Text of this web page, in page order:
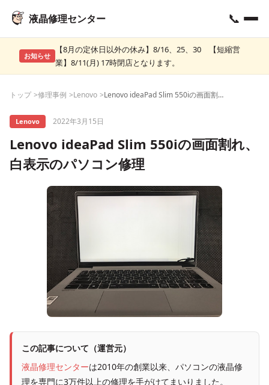
液晶修理センター 📞
お知らせ
【8月の定休日以外の休み】8/16、25、30 【短縮営
業】8/11(月) 17時閉店となります。
トップ 修理事例 Lenovo Lenovo ideaPad Slim 550iの画面割れ、白表示のパソコン修理
Lenovo 2022年3月15日
Lenovo ideaPad Slim 550iの画面割れ、
白表示のパソコン修理
この記事について（運営元）
液晶修理センターは2010年の創業以来、パソコンの液晶修
理を専門に3万件以上の修理を手がけてまいりました。